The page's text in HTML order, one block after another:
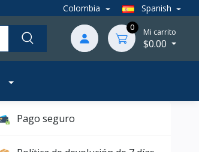
Colombia Spanish
0 Mi carrito
$0.00
Pago seguro